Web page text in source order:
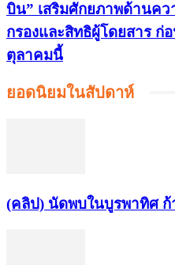
บิน” เสริมศักยภาพด้านคว
กรองและสิทธิผู้โดยสาร ก่
ตุลาคมนี้
ยอดนิยมในสัปดาห์
(คลิป) นัดพบในบูรพาทิศ